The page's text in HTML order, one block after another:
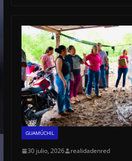
GUAMÚCHIL
30 julio, 2026 realidadenred